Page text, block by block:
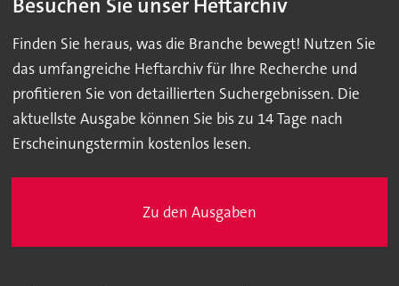
Finden Sie heraus, was die Branche bewegt! Nutzen Sie
das umfangreiche Heftarchiv für Ihre Recherche und
profitieren Sie von detaillierten Suchergebnissen. Die
aktuellste Ausgabe können Sie bis zu 14 Tage nach
Erscheinungstermin kostenlos lesen.
Zu den Ausgaben